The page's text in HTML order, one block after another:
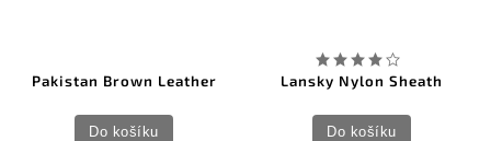
Pakistan Brown Leather
Do košíku
Lansky Nylon Sheath
Do košíku